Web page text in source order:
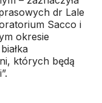
dr Lale
Sacco i
okresie
których będą